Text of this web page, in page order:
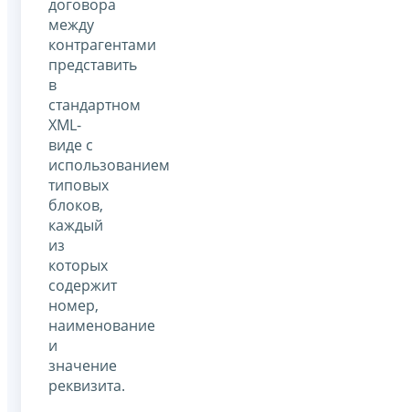
договора
между
контрагентами
представить
в
стандартном
XML-
виде с
использованием
типовых
блоков,
каждый
из
которых
содержит
номер,
наименование
и
значение
реквизита.